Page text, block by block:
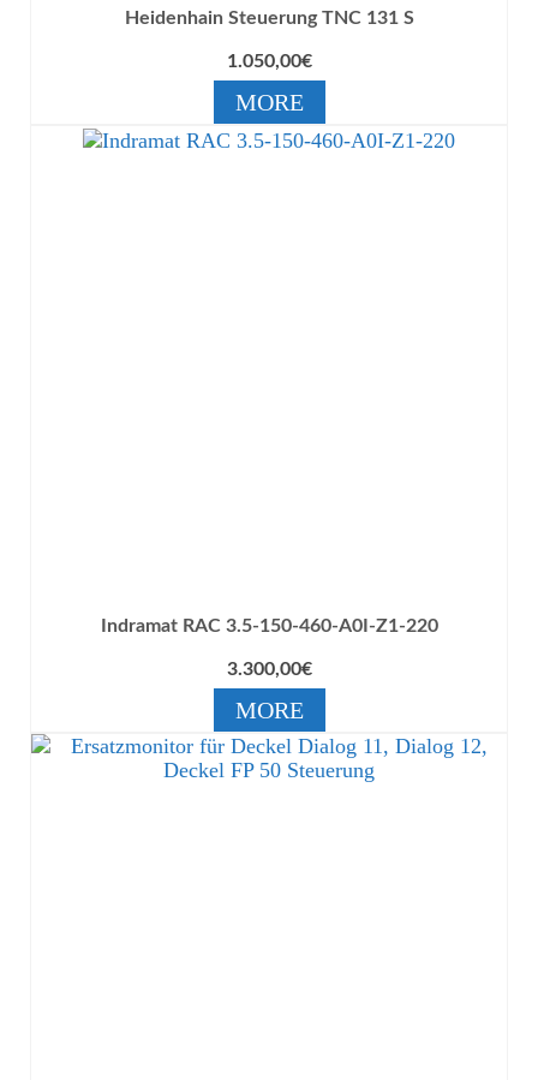
Heidenhain Steuerung TNC 131 S
1.050,00€
MORE
Indramat RAC 3.5-150-460-A0I-Z1-220
3.300,00€
MORE